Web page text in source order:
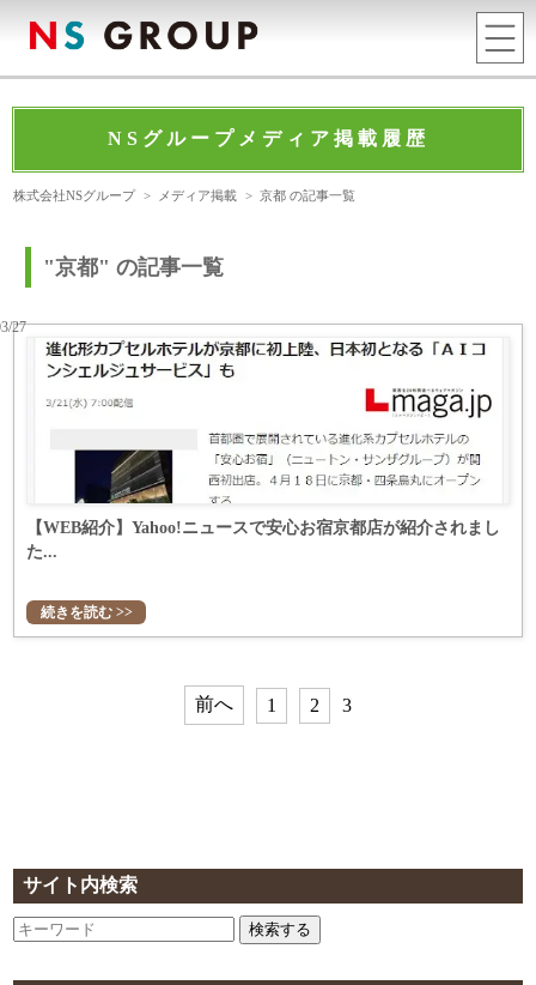
NSグループメディア掲載履歴
株式会社NSグループ > メディア掲載 >京都 の記事一覧
サイト内検索
検索する
"京都" の記事一覧
【WEB紹介】Yahoo!ニュースで安心お宿京都店が紹介されまし
た...
27
続きを読む >>
前へ 1 2 3